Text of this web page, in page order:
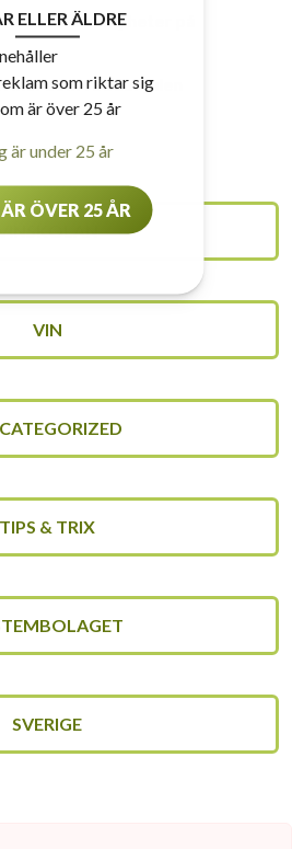
att hitta vinnyheter på
som räddar julen
VIN
TIPS & TRIX
SVERIGE
ELLER ÄLDRE
som riktar sig
är över 25 år
är under 25 år
ÖVER 25 ÅR